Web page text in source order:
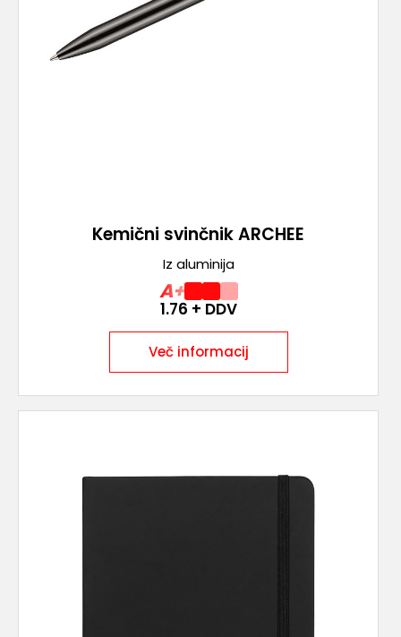
Kemični svinčnik ARCHEE
Iz aluminija
A+
1.76 + DDV
Več informacij